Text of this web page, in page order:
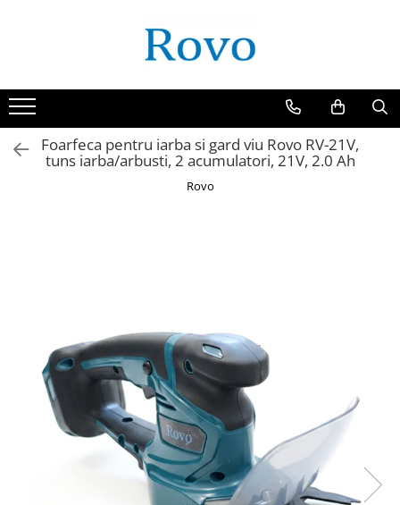
Corpuri de Iluminat
Intrerupatoare - Relee - Senzori
Prize - Prelungitoare - Sigurante
Electrocasnice
Foarfeca pentru iarba si gard viu Rovo RV-21V,
tuns iarba/arbusti, 2 acumulatori, 21V, 2.0 Ah
Rovo